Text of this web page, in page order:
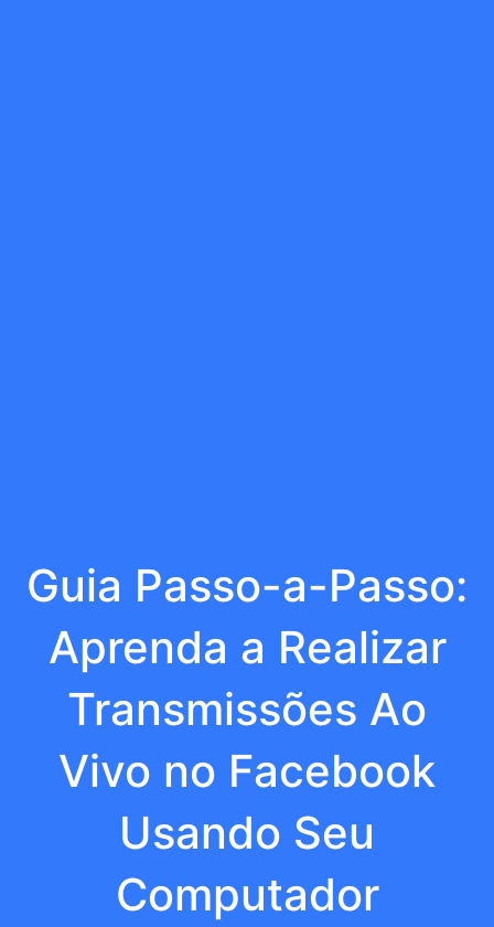
Guia Passo-a-Passo:
Aprenda a Realizar
Transmissões Ao
Vivo no Facebook
Usando Seu
Computador